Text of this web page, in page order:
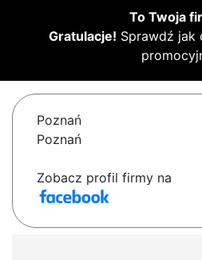
To Twoja
Gratulacje! Sprawdź jak
Poznań
Poznań
Zobacz profil firmy na